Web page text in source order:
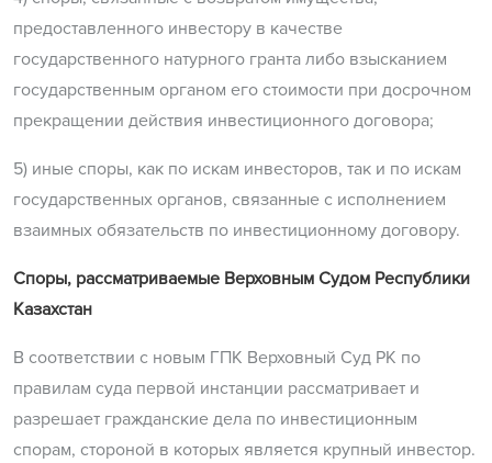
предоставленного инвестору в качестве
государственного натурного гранта либо взысканием
государственным органом его стоимости при досрочном
прекращении действия инвестиционного договора;
5) иные споры, как по искам инвесторов, так и по искам
государственных органов, связанные с исполнением
взаимных обязательств по инвестиционному договору.
Споры, рассматриваемые Верховным Судом Республики
Казахстан
В соответствии с новым ГПК Верховный Суд РК по
правилам суда первой инстанции рассматривает и
разрешает гражданские дела по инвестиционным
спорам, стороной в которых является крупный инвестор.